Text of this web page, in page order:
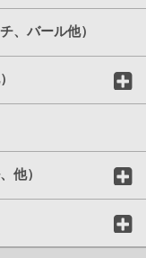
、バール他）
他）